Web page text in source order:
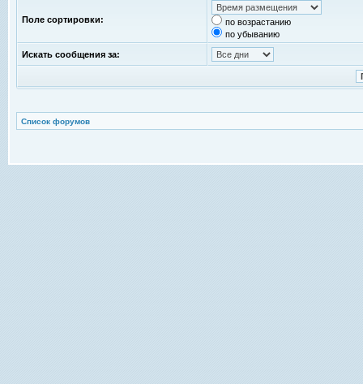
Поле сортировки:
по возрастанию
по убыванию
Искать сообщения за:
Список форумов